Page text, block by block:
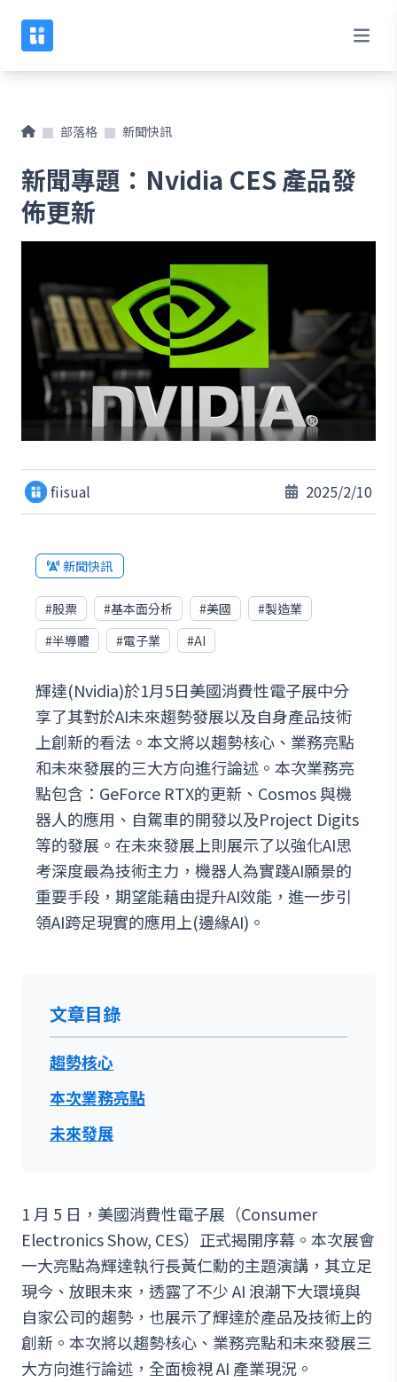
部落格 新聞快訊
新聞專題：Nvidia CES 產品發
佈更新
fiisual 2025/2/10
新聞快訊
#股票 #基本面分析 #美國 #製造業
#半導體 #電子業 #AI
輝達(Nvidia)於1月5日美國消費性電子展中分
享了其對於AI未來趨勢發展以及自身產品技術
上創新的看法。本文將以趨勢核心、業務亮點
和未來發展的三大方向進行論述。本次業務亮
點包含：GeForce RTX的更新、Cosmos 與機
器人的應用、自駕車的開發以及Project Digits
等的發展。在未來發展上則展示了以強化AI思
考深度最為技術主力，機器人為實踐AI願景的
重要手段，期望能藉由提升AI效能，進一步引
領AI跨足現實的應用上(邊緣AI)。
文章目錄
趨勢核心
本次業務亮點
未來發展
1 月 5 日，美國消費性電子展（Consumer
Electronics Show, CES）正式揭開序幕。本次展會
一大亮點為輝達執行長黃仁勳的主題演講，其立足
現今、放眼未來，透露了不少 AI 浪潮下大環境與
自家公司的趨勢，也展示了輝達於產品及技術上的
創新。本次將以趨勢核心、業務亮點和未來發展三
大方向進行論述，全面檢視 AI 產業現況。